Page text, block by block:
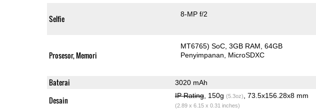
Selfie 8-MP f/2
Prosesor, Memori
MT6765) SoC 3GB RAM 64GB
Penyimpanan
MicroSDXC
Baterai 3020 mAh
Desain IP Rating, 150g (5.3oz) , 73.5x156.28x8 mm
(2.89 x 6.15 x 0.31 inches)